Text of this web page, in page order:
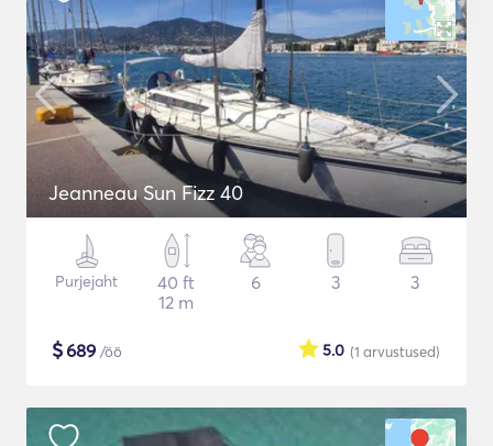
Jeanneau Sun Fizz 40
Purjejaht
40 ft
12 m
6 3 3
$689 /öö (1 arvustused)
5.0